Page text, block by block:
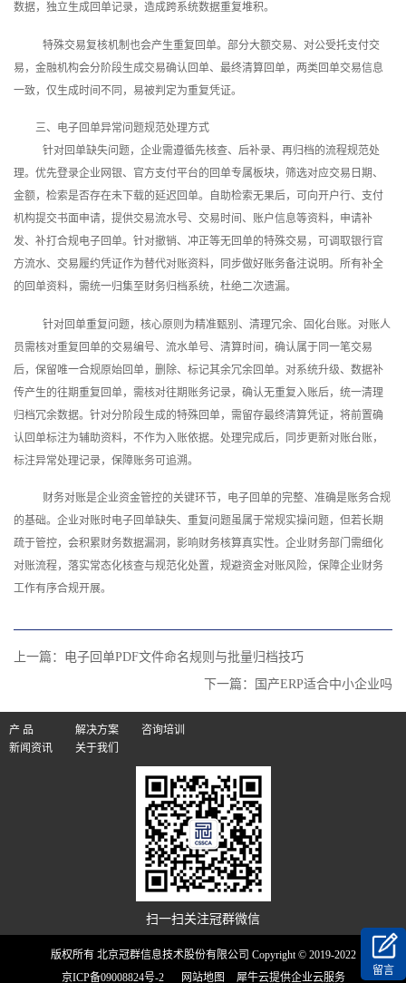
数据，独立生成回单记录，造成跨系统数据重复堆积。
特殊交易复核机制也会产生重复回单。部分大额交易、对公受托支付交
易，金融机构会分阶段生成交易确认回单、最终清算回单，两类回单交易信息
一致，仅生成时间不同，易被判定为重复凭证。
三、电子回单异常问题规范处理方式
针对回单缺失问题，企业需遵循先核查、后补录、再归档的流程规范处
理。优先登录企业网银、官方支付平台的回单专属板块，筛选对应交易日期、
金额，检索是否存在未下载的延迟回单。自助检索无果后，可向开户行、支付
机构提交书面申请，提供交易流水号、交易时间、账户信息等资料，申请补
发、补打合规电子回单。针对撤销、冲正等无回单的特殊交易，可调取银行官
方流水、交易履约凭证作为替代对账资料，同步做好账务备注说明。所有补全
的回单资料，需统一归集至财务归档系统，杜绝二次遗漏。
针对回单重复问题，核心原则为精准甄别、清理冗余、固化台账。对账人
员需核对重复回单的交易编号、流水单号、清算时间，确认属于同一笔交易
后，保留唯一合规原始回单，删除、标记其余冗余回单。对系统升级、数据补
传产生的往期重复回单，需核对往期账务记录，确认无重复入账后，统一清理
归档冗余数据。针对分阶段生成的特殊回单，需留存最终清算凭证，将前置确
认回单标注为辅助资料，不作为入账依据。处理完成后，同步更新对账台账，
标注异常处理记录，保障账务可追溯。
财务对账是企业资金管控的关键环节，电子回单的完整、准确是账务合规
的基础。企业对账时电子回单缺失、重复问题虽属于常规实操问题，但若长期
疏于管控，会积累财务数据漏洞，影响财务核算真实性。企业财务部门需细化
对账流程，落实常态化核查与规范化处置，规避资金对账风险，保障企业财务
工作有序合规开展。
上一篇： 电子回单PDF文件命名规则与批量归档技巧
下一篇：
国产ERP适合中小企业吗
产 品 解决方案
咨询培训
新闻资讯
关于我们
扫一扫关注冠群微信
版权所有 北京冠群信息技术股份有限公司 Copyright © 2019-2022
京ICP备09008824号-2
网站地图 犀牛云提供企业云服务
留言